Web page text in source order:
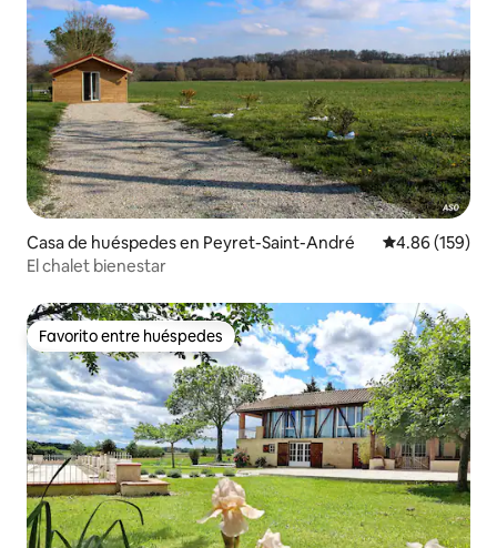
Casa de huéspedes en Peyret-Saint-André Calificación
4.86 (159)
El chalet bienestar
Favorito entre huéspedes
Favorito entre huéspedes